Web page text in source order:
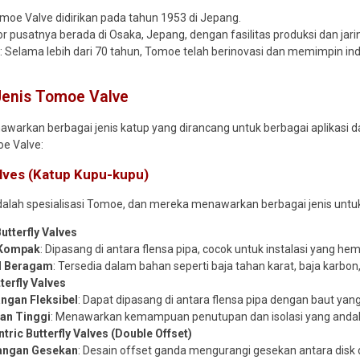
Valve didirikan pada tahun 1953 di Jepang.
pusatnya berada di Osaka, Jepang, dengan fasilitas produksi dan
: Selama lebih dari 70 tahun, Tomoe telah berinovasi dan memimpin
Tomoe Valve
berbagai jenis katup yang dirancang untuk berbagai aplikasi
Valve:
(Katup Kupu-kupu)
spesialisasi Tomoe, dan mereka menawarkan berbagai jenis
Valves
: Dipasang di antara flensa pipa, cocok untuk instalasi yang
Beragam: Tersedia dalam bahan seperti baja tahan karat, baja
Valves
Fleksibel : Dapat dipasang di antara flensa pipa dengan baut
Tinggi: Menawarkan kemampuan penutupan dan isolasi yang
Butterfly Valves (Double Offset)
Gesekan: Desain offset ganda mengurangi gesekan antara